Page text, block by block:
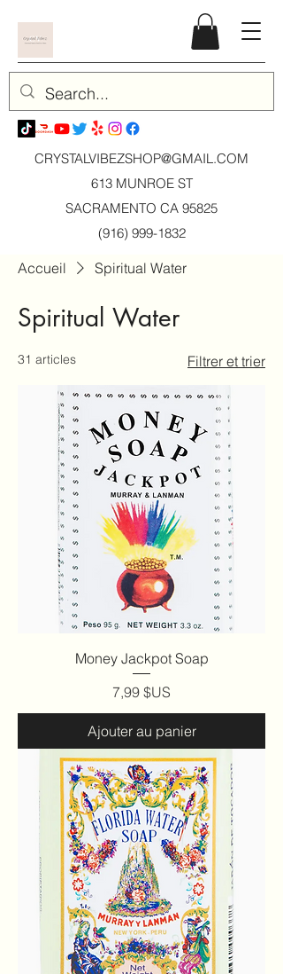
CRYSTALVIBEZSHOP@GMAIL.COM
613 MUNROE ST
SACRAMENTO CA 95825
(916) 999-1832
Accueil Spiritual Water
Spiritual Water
31 articles Filtrer et trier
Money Jackpot Soap
Prix
7,99 $US
Ajouter au panier